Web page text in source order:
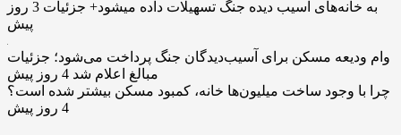
به خانه‌های آسیب دیده جنگ تسهیلات داده میشود+ جزئیات
3 روز
پیش
وام ودیعه مسکن برای آسیب‌دیدگان جنگ پرداخت می‌شود؛ جزئیات
مبالغ اعلام شد 4 روز پیش
چرا با وجود ساخت میلیون‌ها خانه، کمبود مسکن بیشتر شده است؟
4 روز پیش